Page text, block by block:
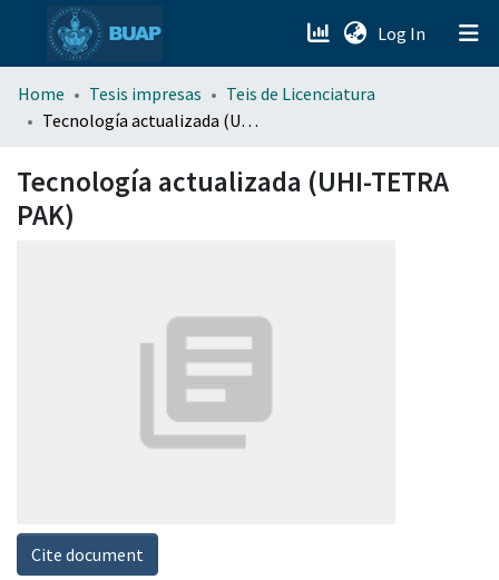
Log In (current)
menu.section.about_menu
Home Tesis impresas
Teis de Licenciatura
Tecnología actualizada (UHI-TETRA PAK)
Tecnología actualizada (UHI-TETRA
PAK)
Cite document